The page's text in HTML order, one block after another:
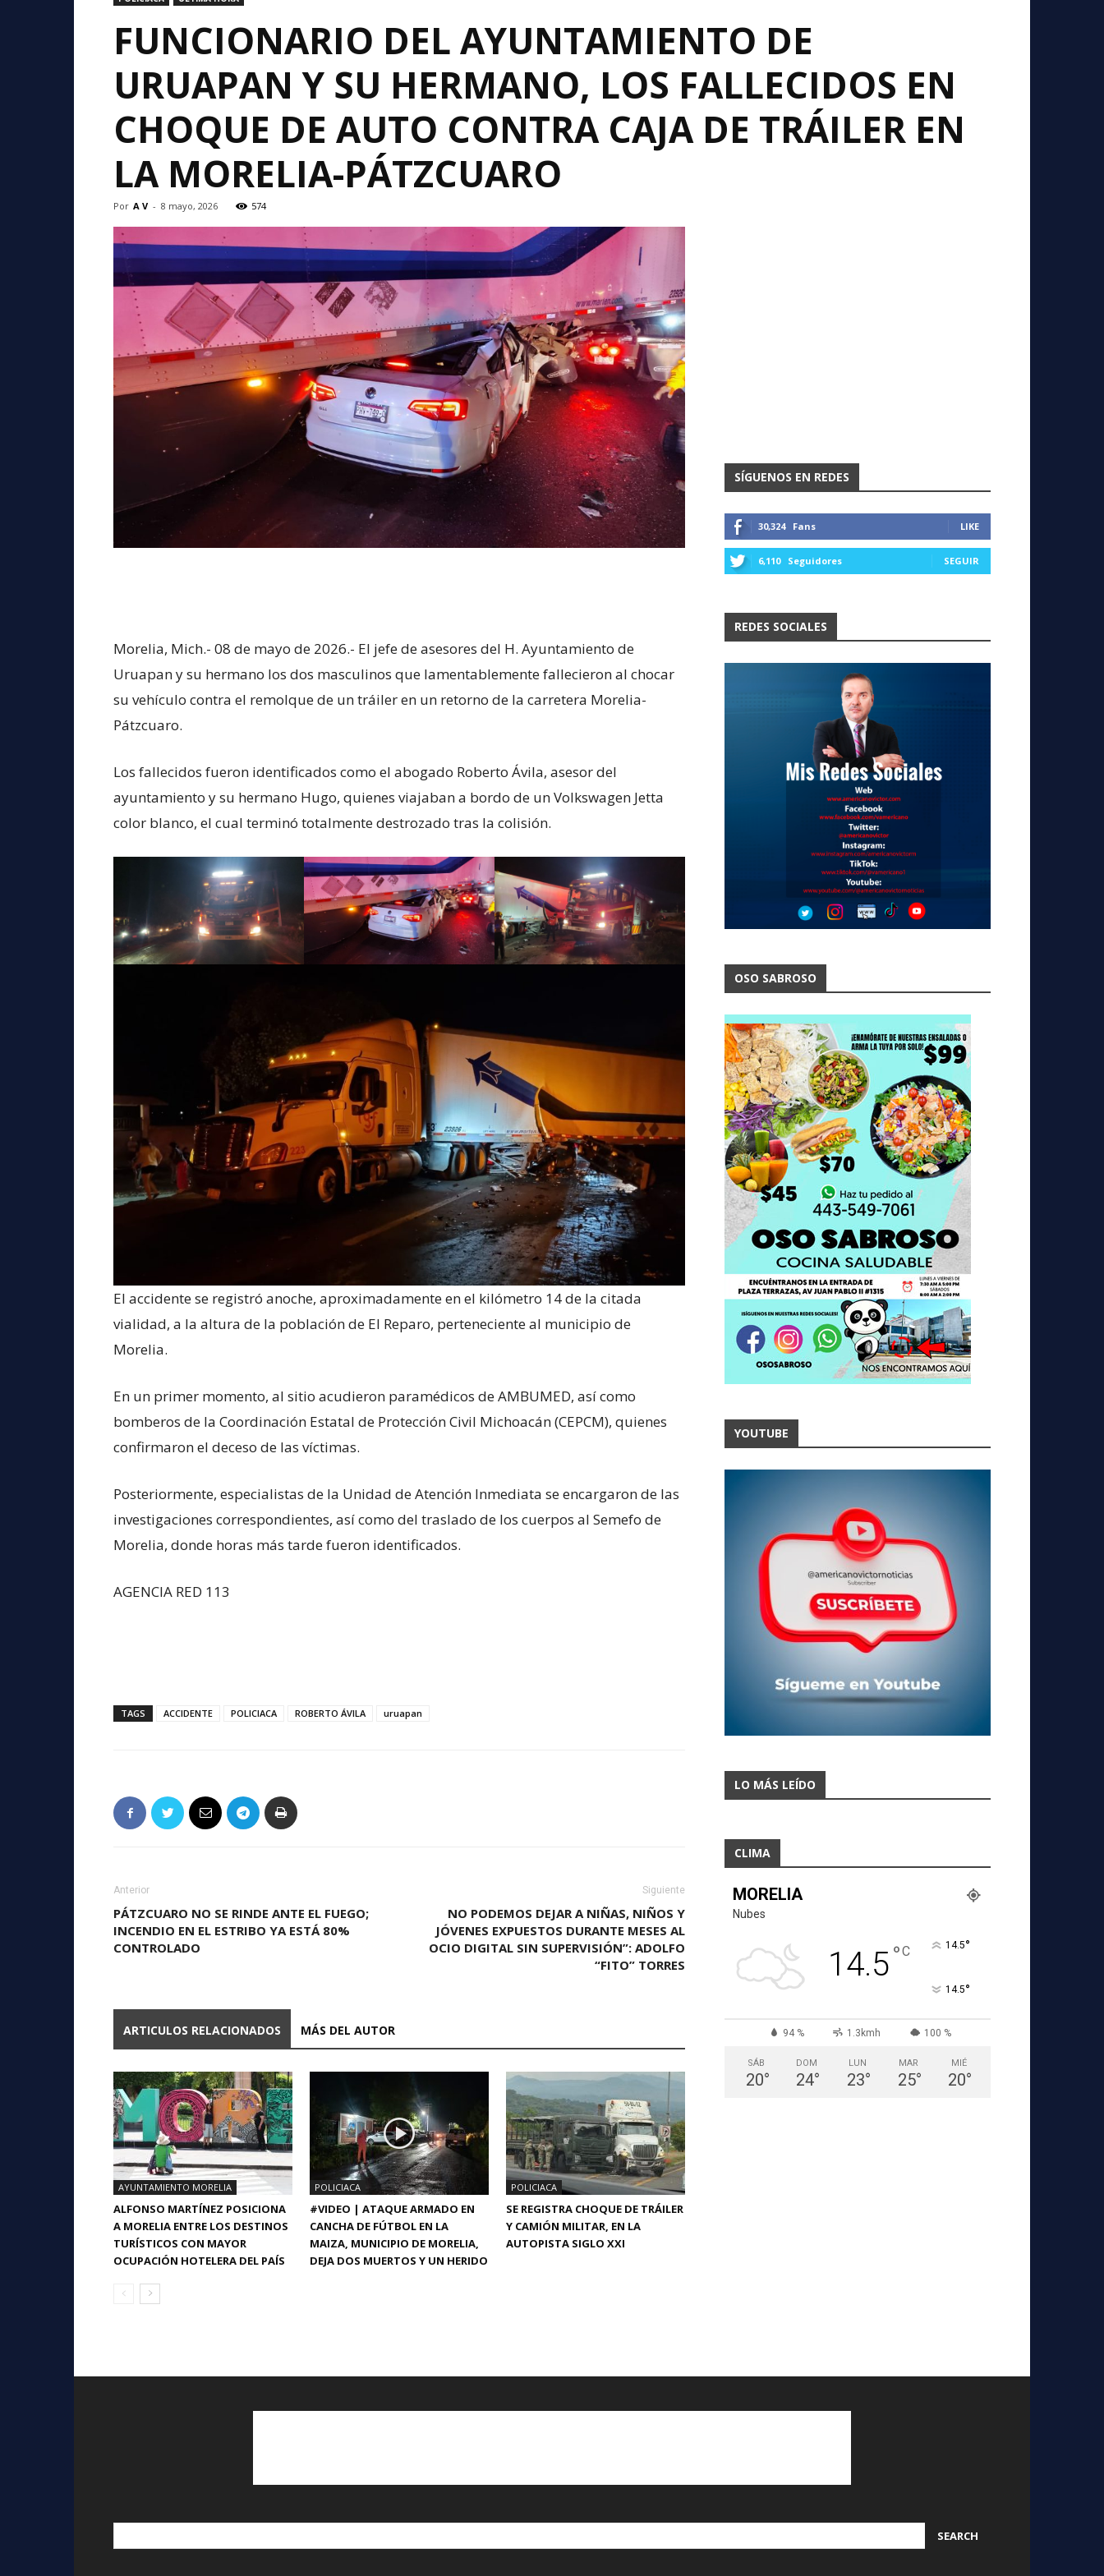
FUNCIONARIO DEL AYUNTAMIENTO DE
URUAPAN Y SU HERMANO, LOS FALLECIDOS EN
CHOQUE DE AUTO CONTRA CAJA DE TRÁILER EN
LA MORELIA-PÁTZCUARO
Por A V - 8 mayo, 2026 574
Morelia, Mich.- 08 de mayo de 2026.- El jefe de asesores del H. Ayuntamiento de
Uruapan y su hermano los dos masculinos que lamentablemente fallecieron al chocar
su vehículo contra el remolque de un tráiler en un retorno de la carretera Morelia-
Pátzcuaro.
Los fallecidos fueron identificados como el abogado Roberto Ávila, asesor del
ayuntamiento y su hermano Hugo, quienes viajaban a bordo de un Volkswagen Jetta
color blanco, el cual terminó totalmente destrozado tras la colisión.
El accidente se registró anoche, aproximadamente en el kilómetro 14 de la citada
vialidad, a la altura de la población de El Reparo, perteneciente al municipio de
Morelia.
En un primer momento, al sitio acudieron paramédicos de AMBUMED, así como
bomberos de la Coordinación Estatal de Protección Civil Michoacán (CEPCM), quienes
confirmaron el deceso de las víctimas.
Posteriormente, especialistas de la Unidad de Atención Inmediata se encargaron de las
investigaciones correspondientes, así como del traslado de los cuerpos al Semefo de
Morelia, donde horas más tarde fueron identificados.
AGENCIA RED 113
TAGS ACCIDENTE POLICIACA ROBERTO ÁVILA uruapan
Anterior
PÁTZCUARO NO SE RINDE ANTE EL FUEGO;
INCENDIO EN EL ESTRIBO YA ESTÁ 80%
CONTROLADO
Siguiente
NO PODEMOS DEJAR A NIÑAS, NIÑOS Y
JÓVENES EXPUESTOS DURANTE MESES AL
OCIO DIGITAL SIN SUPERVISIÓN”: ADOLFO
“FITO” TORRES
ARTICULOS RELACIONADOS MÁS DEL AUTOR
AYUNTAMIENTO MORELIA
ALFONSO MARTÍNEZ POSICIONA
A MORELIA ENTRE LOS DESTINOS
TURÍSTICOS CON MAYOR
OCUPACIÓN HOTELERA DEL PAÍS
POLICIACA
#VIDEO | ATAQUE ARMADO EN
CANCHA DE FÚTBOL EN LA
MAIZA, MUNICIPIO DE MORELIA,
DEJA DOS MUERTOS Y UN HERIDO
POLICIACA
SE REGISTRA CHOQUE DE TRÁILER
Y CAMIÓN MILITAR, EN LA
AUTOPISTA SIGLO XXI
SÍGUENOS EN REDES
30,324 Fans LIKE
6,110 Seguidores SEGUIR
REDES SOCIALES
OSO SABROSO
YOUTUBE
LO MÁS LEÍDO
CLIMA
MORELIA
Nubes
14.5°C 14.5°
14.5°
94 % 1.3kmh 100 %
SÁB
20°
DOM
24°
LUN
23°
MAR
25°
MIÉ
20°